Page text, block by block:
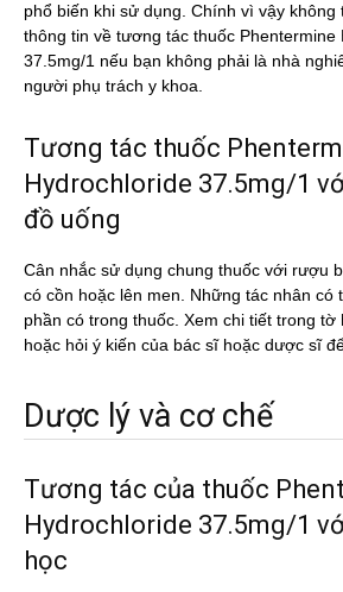
phổ biến khi sử dụng. Chính vì vậy không
thông tin về tương tác thuốc Phentermine
37.5mg/1 nếu bạn không phải là nhà
người phụ trách y khoa.
Tương tác thuốc
Hydrochloride 37.5mg/1
đồ uống
Cân nhắc sử dụng chung thuốc với rượu
có cồn hoặc lên men. Những tác nhân có
phần có trong thuốc. Xem chi tiết trong
hoặc hỏi ý kiến của bác sĩ hoặc dược sĩ
Dược lý và cơ chế
Tương tác của thuốc
Hydrochloride 37.5mg/1
học